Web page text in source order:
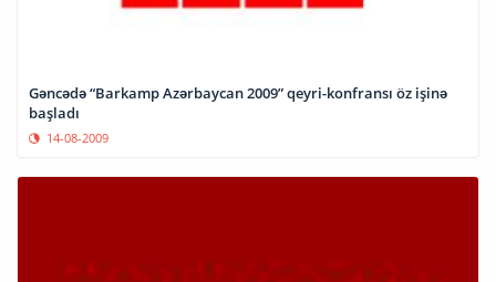
Gəncədə “Barkamp Azərbaycan 2009” qeyri-konfransı öz işinə
başladı
14-08-2009